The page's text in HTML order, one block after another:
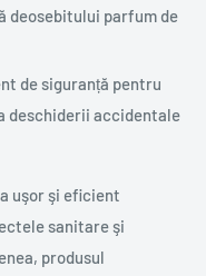
deosebitului parfum de
de siguranță pentru
deschiderii accidentale
uşor şi eficient
sanitare şi
produsul